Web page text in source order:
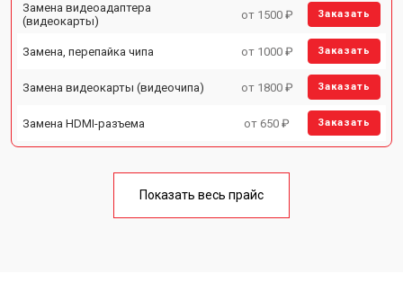
Замена видеоадаптера
(видеокарты)
от 1500 ₽ Заказать
Замена, перепайка чипа от 1000 ₽ Заказать
Замена видеокарты (видеочипа) от 1800 ₽ Заказать
Замена HDMI-разъема от 650 ₽ Заказать
Показать весь прайс